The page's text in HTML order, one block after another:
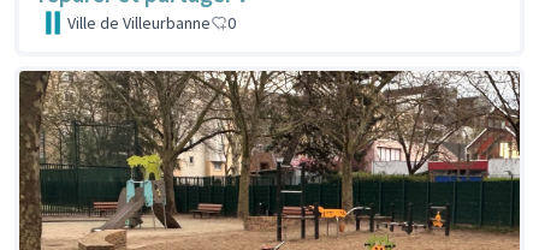
Ville de Villeurbanne 0